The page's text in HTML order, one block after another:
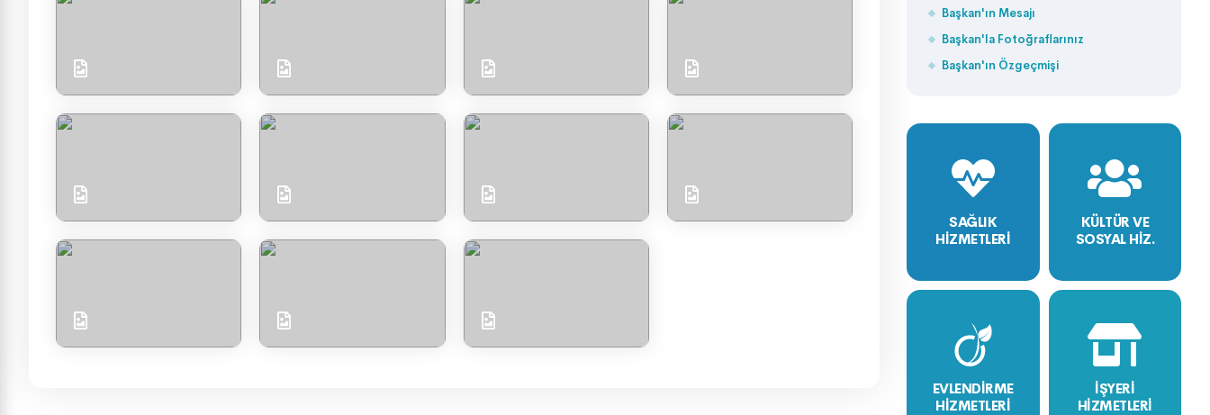
Başkan'ın Mesajı
Başkan'la Fotoğraflarınız
Başkan'ın Özgeçmişi
SAĞLIK
HİZMETLERİ
KÜLTÜR VE
SOSYAL HİZ.
EVLENDİRME
HİZMETLERİ
İŞYERİ
HİZMETLERİ